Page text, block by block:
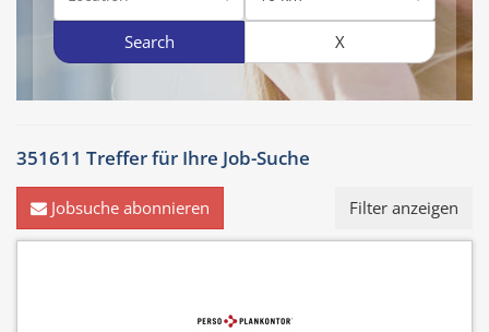
Search X
351611 Treffer für Ihre Job-Suche
Filter anzeigen
Jobsuche abonnieren